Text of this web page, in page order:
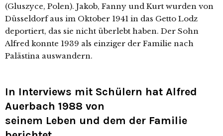
(Gluszyce, Polen). Jakob, Fanny und Kurt wur­den von
Düsseldorf aus im Oktober 1941 in das Getto Lodz
depor­tiert, das sie nicht über­lebt haben. Der Sohn
Alfred konn­te 1939 als ein­zi­ger der Familie nach
Palästina auswandern.
In Interviews mit Schülern hat Alfred
Auerbach 1988 von
seinem Leben und dem der Familie